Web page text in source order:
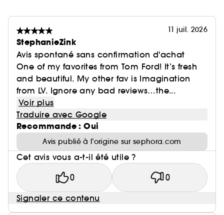
11 juil. 2026
StephanieZink
Avis spontané sans confirmation d'achat
One of my favorites from Tom Ford! It’s fresh
and beautiful. My other fav is Imagination
from LV. Ignore any bad reviews…the...
Voir plus
Traduire avec Google
Recommande : Oui
Avis publié à l’origine sur sephora.com
Cet avis vous a-t-il été utile ?
0 0
Signaler ce contenu